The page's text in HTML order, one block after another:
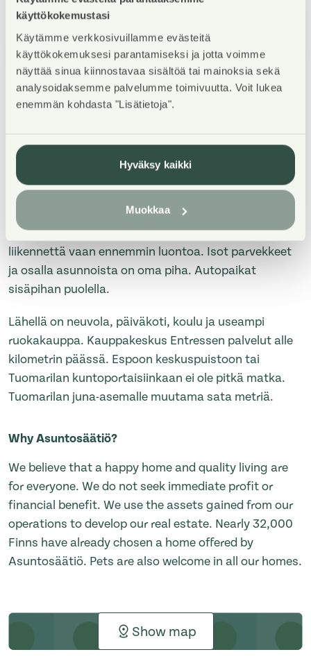
käyttökokemustasi
Käytämme verkkosivuillamme evästeitä
käyttökokemuksesi parantamiseksi ja jotta voimme
näyttää sinua kiinnostavaa sisältöä tai mainoksia sekä
analysoidaksemme palvelumme toimivuutta. Voit lukea
enemmän kohdasta "Lisätietoja".
Hyväksy kaikki
Muokkaa
1/5
Property Introduction
Kodikas pienkerrostalokohde rauhallisella sijainnilla
Joupinmäessä, jonka lähistöllä ei ole vilkasta
liikennettä vaan ennemmin luontoa. Isot parvekkeet
ja osalla asunnoista on oma piha. Autopaikat
sisäpihan puolella.
Lähellä on neuvola, päiväkoti, koulu ja useampi
ruokakauppa. Kauppakeskus Entressen palvelut alle
kilometrin päässä. Espoon keskuspuistoon tai
Tuomarilan kuntoportaisiinkaan ei ole pitkä matka.
Tuomarilan juna-asemalle muutama sata metriä.
Why Asuntosäätiö?
We believe that a happy home and quality living are
for everyone. We do not seek immediate profit or
financial benefit. We use the assets gained from our
operations to develop our real estate. Nearly 32,000
Finns have already chosen a home offered by
Asuntosäätiö. Pets are also welcome in all our homes.
Show map